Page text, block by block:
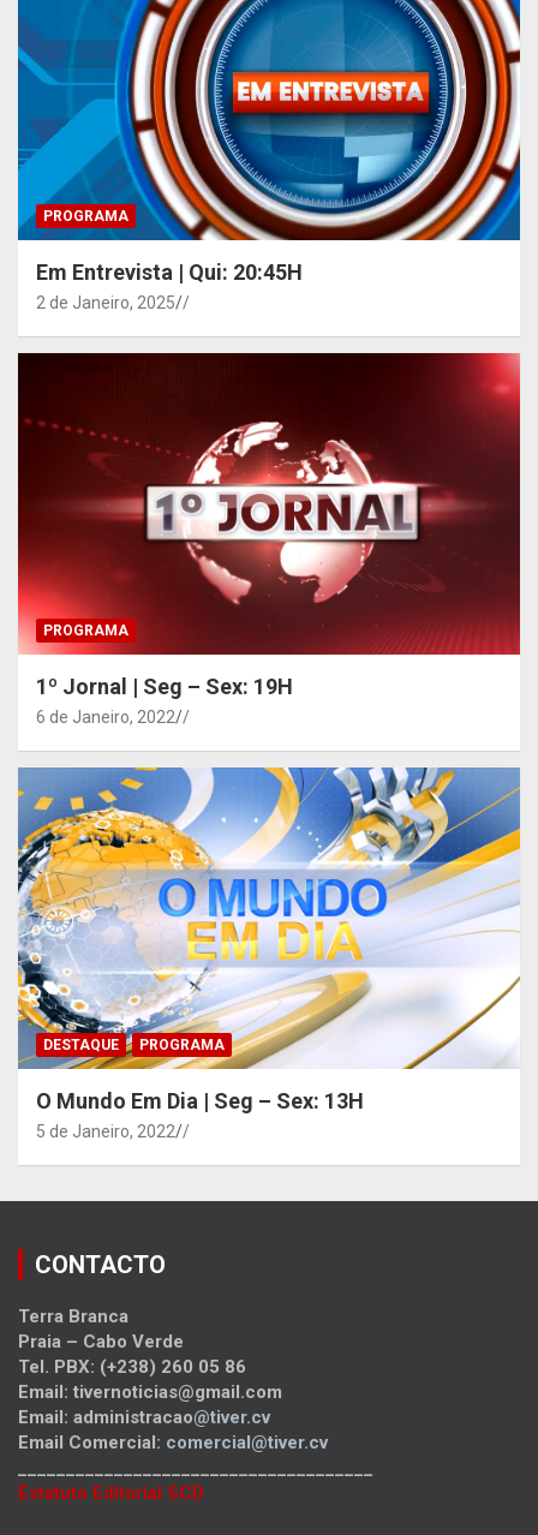
PROGRAMA
Em Entrevista | Qui: 20:45H
2 de Janeiro, 2025 /
PROGRAMA
1º Jornal | Seg – Sex: 19H
6 de Janeiro, 2022 /
DESTAQUE PROGRAMA
O Mundo Em Dia | Seg – Sex: 13H
5 de Janeiro, 2022 /
CONTACTO
Terra Branca
Praia – Cabo Verde
Tel. PBX: (+238) 260 05 86
Email: tivernoticias@gmail.com
Email: administracao@tiver.cv
Email Comercial: comercial@tiver.cv
Estatuto Editorial SCD